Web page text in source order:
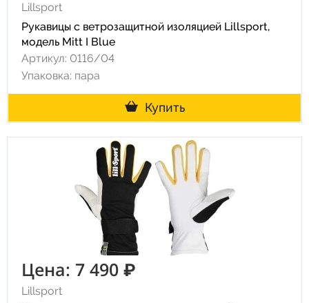
Lillsport
Рукавицы с ветрозащитной изоляцией Lillsport,
модель Mitt I Blue
Артикул: 0116/04
Упаковка: пара
Купить
Цена: 7 490 ₽
Lillsport